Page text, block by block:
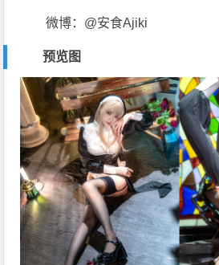
微博：@安食Ajiki
预览图